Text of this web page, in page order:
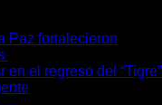
Paz fortalecieron
el regreso del “Tigre”